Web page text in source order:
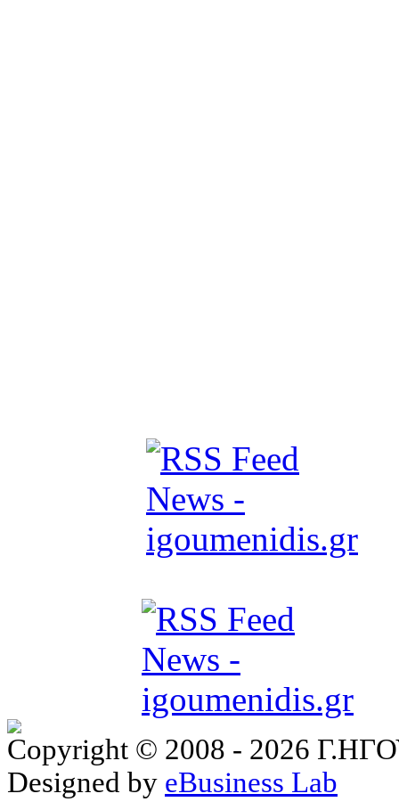
Copyright © 2008 - 2026
Designed by eBusiness Lab